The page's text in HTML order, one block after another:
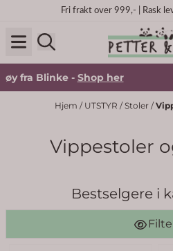
Hopp til innholdFri frakt over 999,- | Rask
fra Blinke -Shop her
Hjem / UTSTYR /Stoler /
Vippestoler
Bestselgere i